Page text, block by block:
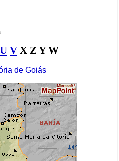
U V X Z Y W
de Goiás